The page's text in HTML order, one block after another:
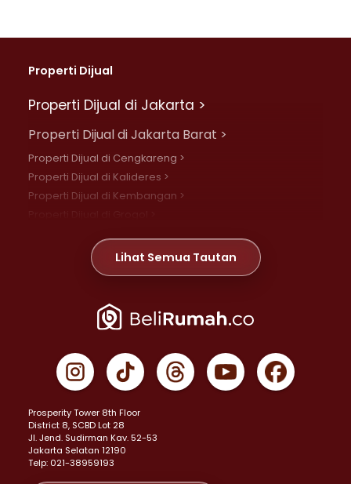
Properti Dijual
Properti Dijual di Jakarta >
Properti Dijual di Jakarta Barat >
Properti Dijual di Cengkareng >
Properti Dijual di Kalideres >
Properti Dijual di Kembangan >
Properti Dijual di Meruya >
Properti Dijual di Jelambar >
Properti Dijual di Jakarta Pusat >
Properti Dijual di Gambir >
Properti Dijual di Johar Baru >
Properti Dijual di Menteng >
Properti Dijual di Senen >
Properti Dijual di Tanah Abang >
Properti Dijual di Cikini >
Lihat Semua Tautan
Prosperity Tower 8th Floor
District 8, SCBD Lot 28
JI. Jend. Sudirman Kav. 52-53
Jakarta Selatan 12190
Telp: 021-38959193